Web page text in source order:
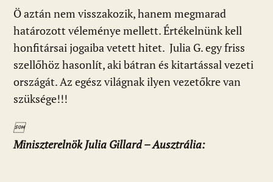
Ö aztán nem visszakozik, hanem megmarad
határozott véleménye mellett. Értékelnünk kell
honfitársai jogaiba vetett hitet. Julia G. egy friss
szellőhöz hasonlít, aki bátran és kitartással vezeti
országát. Az egész világnak ilyen vezetőkre van
szüksége!!!

Miniszterelnök Julia Gillard – Ausztrália: